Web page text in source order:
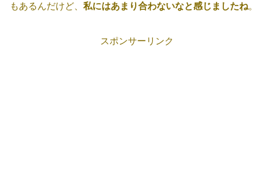
もあるんだけど、 私にはあまり合わないなと感じましたね。
スポンサーリンク